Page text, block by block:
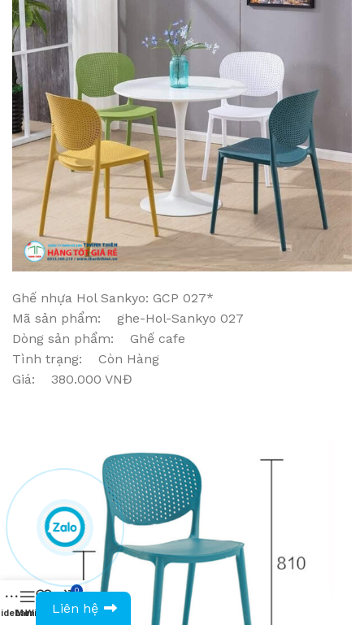
Ghế nhựa Hol Sankyo: GCP 027*
Mã sản phẩm: ghe-Hol-Sankyo 027
Dòng sản phẩm: Ghế cafe
Tình trạng: Còn Hàng
Giá: 380.000 VNĐ
MenuWishlistCompare
0
Cart
Liên hệ
0943594386